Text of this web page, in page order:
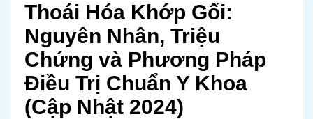
Thoái Hóa Khớp Gối:
Nguyên Nhân, Triệu
Chứng và Phương Pháp
Điều Trị Chuẩn Y Khoa
(Cập Nhật 2024)